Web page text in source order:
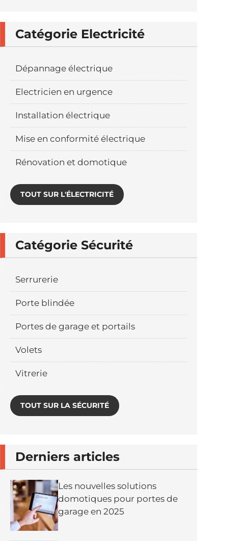
Catégorie Electricité
Dépannage électrique
Electricien en urgence
Installation électrique
Mise en conformité électrique
Rénovation et domotique
TOUT SUR L'ÉLECTRICITÉ
Catégorie Sécurité
Serrurerie
Porte blindée
Portes de garage et portails
Volets
Vitrerie
TOUT SUR LA SÉCURITÉ
Derniers articles
Les nouvelles solutions
domotiques pour portes de
garage en 2025